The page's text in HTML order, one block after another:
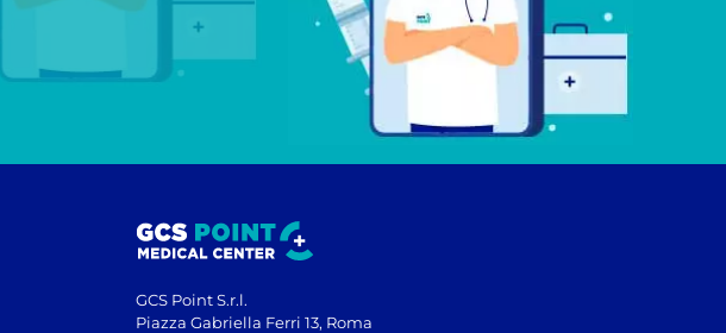
GCS Point S.r.l.
Piazza Gabriella Ferri 13, Roma